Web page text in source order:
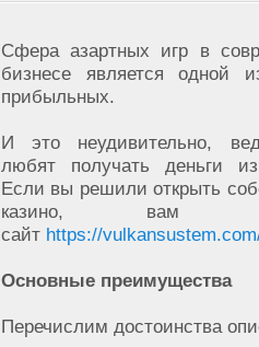
Сфера азартных игр в
бизнесе является одной
прибыльных.
И это неудивительно,
любят получать деньги
Если вы решили открыть
казино, вам
сайт https://
Основные преимущества
Перечислим достоинства